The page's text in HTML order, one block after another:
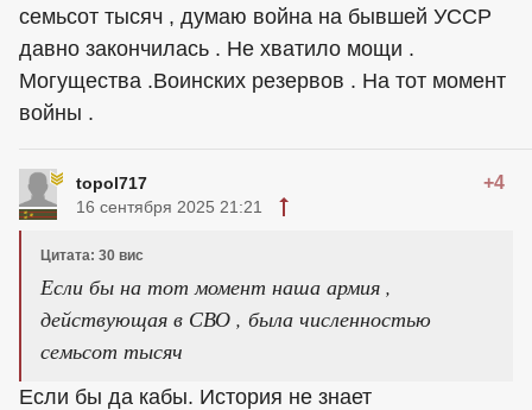
семьсот тысяч , думаю война на бывшей УССР
давно закончилась . Не хватило мощи .
Могущества .Воинских резервов . На тот момент
войны .
topol717 +4
16 сентября 2025 21:21
Цитата: 30 вис
Если бы на тот момент наша армия ,
действующая в СВО , была численностью
семьсот тысяч
Если бы да кабы. История не знает